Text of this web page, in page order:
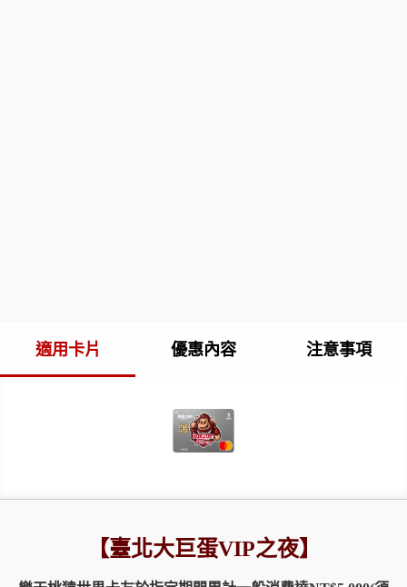
適用卡片 優惠內容 注意事項
【臺北大巨蛋VIP之夜】